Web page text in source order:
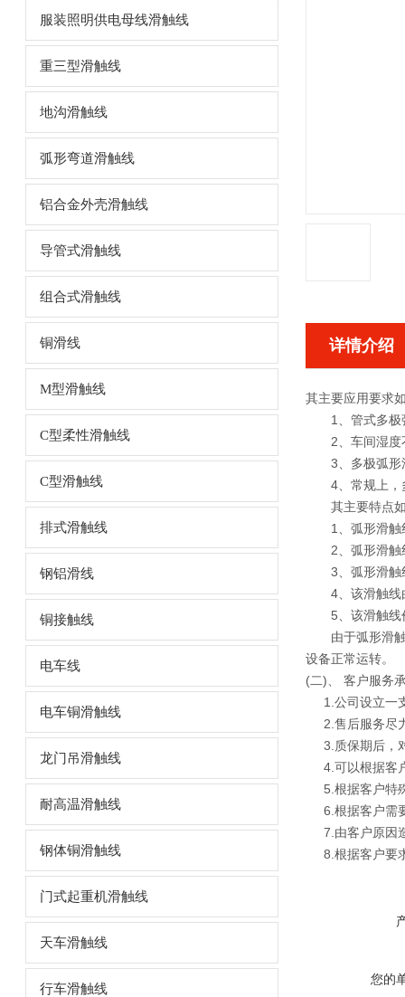
服装照明供电母线滑触线
重三型滑触线
地沟滑触线
弧形弯道滑触线
铝合金外壳滑触线
导管式滑触线
组合式滑触线
铜滑线
M型滑触线
C型柔性滑触线
C型滑触线
排式滑触线
钢铝滑线
铜接触线
电车线
电车铜滑触线
龙门吊滑触线
耐高温滑触线
钢体铜滑触线
门式起重机滑触线
天车滑触线
行车滑触线
详情介绍
其主要应用要求
1、管式多极弧
2、车间湿度
3、多极弧形滑
4、常规上，多
其主要特点如
1、弧形滑触线
2、弧形滑触线
3、弧形滑触线
4、该滑触线由
5、该滑触线价
由于弧形滑触
设备正常运转。
(二)、 客户服务
1.公司设立一
2.售后服务尽力
3.质保期后，对
4.可以根据客
5.根据客户特
6.根据客户需
7.由客户原因
8.根据客户要
您的